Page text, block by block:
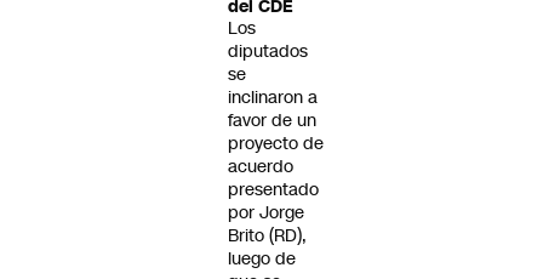
del CDE
Los
diputados
se
inclinaron a
favor de un
proyecto de
acuerdo
presentado
por Jorge
Brito (RD),
luego de